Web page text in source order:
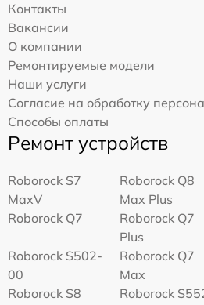
Контакты
Вакансии
О компании
Ремонтируемые модели
Наши услуги
Согласие на обработку
Способы оплаты
Ремонт устройств
Roborock S7
MaxV
Roborock Q8
Max Plus
Roborock Q7
Roborock Q7
Plus
Roborock S502-
00
Roborock Q7
Max
Roborock S8
Roborock